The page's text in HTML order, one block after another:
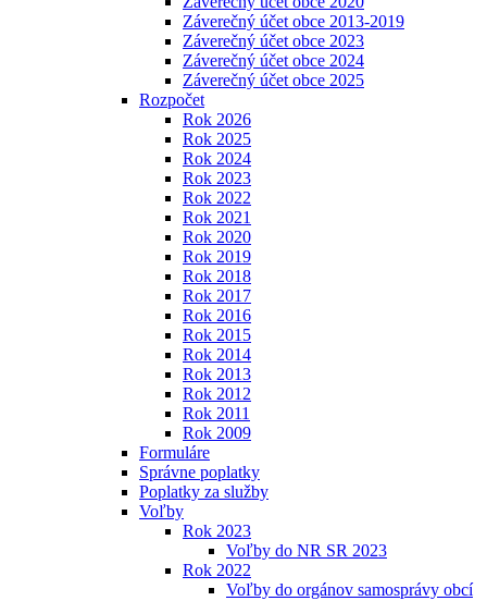
Záverečný účet obce 2013-2019
Záverečný účet obce 2023
Záverečný účet obce 2024
Záverečný účet obce 2025
Rozpočet
Rok 2026
Rok 2025
Rok 2024
Rok 2023
Rok 2022
Rok 2021
Rok 2020
Rok 2019
Rok 2018
Rok 2017
Rok 2016
Rok 2015
Rok 2014
Rok 2013
Rok 2012
Rok 2011
Rok 2009
Formuláre
Správne poplatky
Poplatky za služby
Voľby
Rok 2023
Voľby do NR SR 2023
Rok 2022
Voľby do orgánov samosprávy obcí